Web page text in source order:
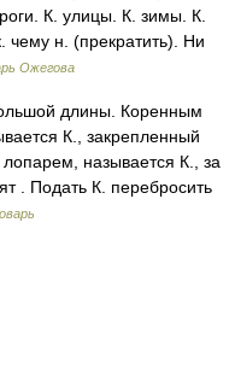
К. улицы. К. зимы. К.
чему н. (прекратить). Ни
Ожегова
длины. Коренным
К., закрепленный
называется К., за
. Подать К. перебросить